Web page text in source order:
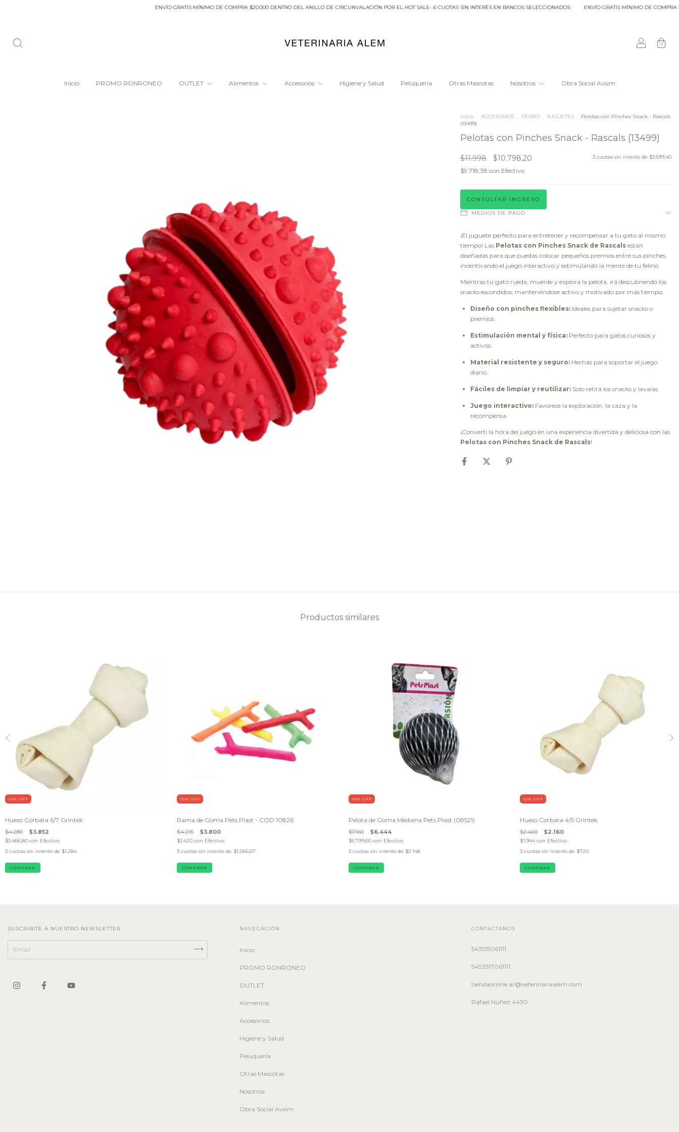
ENVÍO GRATIS MÍNIMO DE COMPRA $20.000 DENTRO DEL ANILLO DE CIRCUNVALACIÓN POR EL HOT SALE- 6 CUOTAS SIN INTERÉS EN BANCOS SELECCIONADOS ENVÍO GRATIS MÍNIMO DE COMPRA $20.000
0
Inicio PROMO RONRONEO OUTLET Alimentos Accesorios Higiene y Salud Peluquería Otras Mascotas Nosotros Obra Social Avsim
Inicio . ACCESORIOS . PERRO . JUGUETES . Pelotas con Pinches Snack - Rascals
(13499)
Pelotas con Pinches Snack - Rascals (13499)
$11.998 $10.798,20
$9.718,38 con Efectivo
3 cuotas sin interés de $3.599,40
CONSULTAR INGRESO
MEDIOS DE PAGO
¡El juguete perfecto para entretener y recompensar a tu gato al mismo
tiempo! Las Pelotas con Pinches Snack de Rascals están
diseñadas para que puedas colocar pequeños premios entre sus pinches,
incentivando el juego interactivo y estimulando la mente de tu felino.
Mientras tu gato rueda, muerde y explora la pelota, irá descubriendo los
snacks escondidos, manteniéndose activo y motivado por más tiempo.
Diseño con pinches flexibles: Ideales para sujetar snacks o
premios.
Estimulación mental y física: Perfecto para gatos curiosos y
activos.
Material resistente y seguro: Hechas para soportar el juego
diario.
Fáciles de limpiar y reutilizar: Solo retirá los snacks y lavalas.
Juego interactivo: Favorece la exploración, la caza y la
recompensa.
¡Convertí la hora del juego en una experiencia divertida y deliciosa con las
Pelotas con Pinches Snack de Rascals!
Productos similares
10% OFF
Hueso Corbata 6/7 Grintek
$4.280 $3.852
$3.466,80 con Efectivo
3 cuotas sin interés de $1.284
10% OFF
Rama de Goma Pets Plast - COD 10826
$4.215 $3.800
$3.420 con Efectivo
3 cuotas sin interés de $1.266,67
10% OFF
Pelota de Goma Mediana Pets Plast (08521)
$7.160 $6.444
$5.799,60 con Efectivo
3 cuotas sin interés de $2.148
10% OFF
Hueso Corbata 4/5 Grintek
$2.400 $2.160
$1.944con Efectivo
3 cuotas sin interés de $720
SUSCRIBITE A NUESTRO NEWSLETTER NAVEGACIÓN
Inicio
PROMO RONRONEO
OUTLET
Alimentos
Accesorios
Higiene y Salud
Peluquería
Otras Mascotas
Nosotros
Obra Social Avsim
CONTACTÁNOS
543515061111
5493517061111
tiendaonline.ar@veterinariaalem.com
Rafael Nuñez 4430